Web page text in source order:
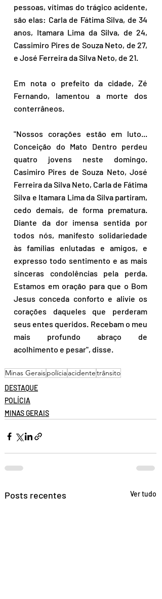
pessoas, vítimas do trágico acidente,
são elas: Carla de Fátima Silva, de 34
anos, Itamara Lima da Silva, de 24,
Cassimiro Pires de Souza Neto, de 27,
e José Ferreira da Silva Neto, de 21.
Em nota o prefeito da cidade, Zé
Fernando, lamentou a morte dos
conterrâneos.
"Nossos corações estão em luto...
Conceição do Mato Dentro perdeu
quatro jovens neste domingo.
Casimiro Pires de Souza Neto, José
Ferreira da Silva Neto, Carla de Fátima
Silva e Itamara Lima da Silva partiram,
cedo demais, de forma prematura.
Diante da dor imensa sentida por
todos nós, manifesto solidariedade
às famílias enlutadas e amigos, e
expresso todo sentimento e as mais
sinceras condolências pela perda.
Estamos em oração para que o Bom
Jesus conceda conforto e alivie os
corações daqueles que perderam
seus entes queridos. Recebam o meu
mais profundo abraço de
acolhimento e pesar", disse.
Minas Geraispolíciaacidentetrânsito
DESTAQUE
POLÍCIA
MINAS GERAIS
Posts recentes Ver tudo